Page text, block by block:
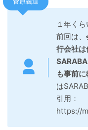
１年く
前回は、
行会社は
も事前に
は
引用：
https://